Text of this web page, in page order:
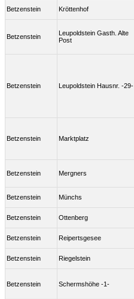
Betzenstein Kröttenhof
Betzenstein
Leupoldstein Gasth. Alte
Post
Betzenstein Leupoldstein Hausnr. -29-
Betzenstein Marktplatz
Betzenstein Mergners
Betzenstein Münchs
Betzenstein Ottenberg
Betzenstein Reipertsgesee
Betzenstein Riegelstein
Betzenstein Schermshöhe -1-